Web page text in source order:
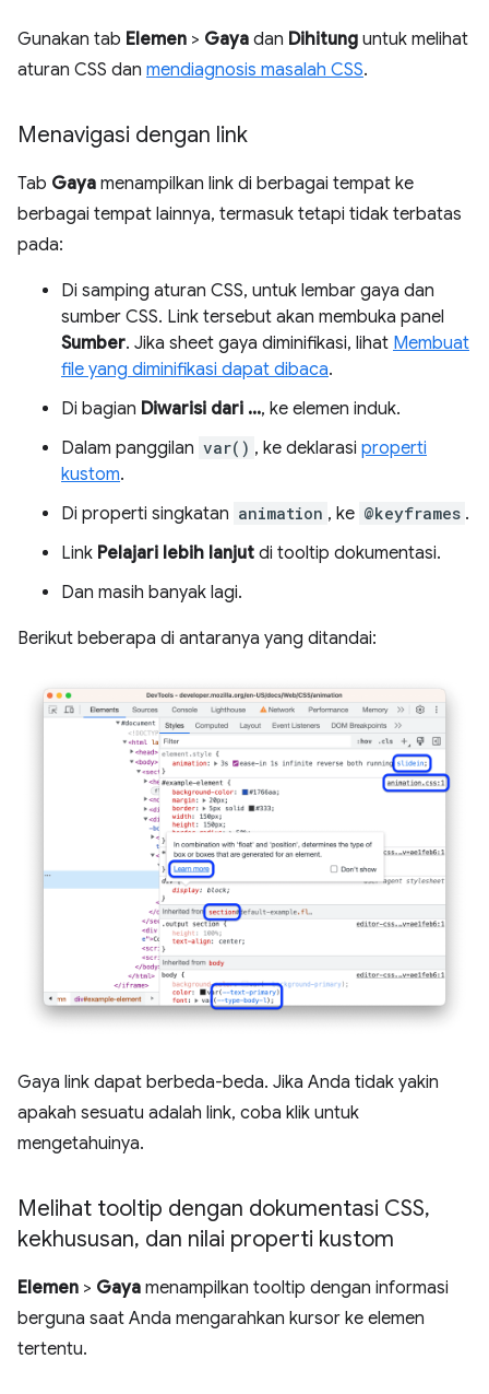
Gunakan tab Elemen > Gaya dan Dihitung untuk melihat
aturan CSS dan mendiagnosis masalah CSS.
Menavigasi dengan link
Tab Gaya menampilkan link di berbagai tempat ke
berbagai tempat lainnya, termasuk tetapi tidak terbatas
pada:
Di samping aturan CSS, untuk lembar gaya dan
sumber CSS. Link tersebut akan membuka panel
Sumber. Jika sheet gaya diminifikasi, lihat Membuat
file yang diminifikasi dapat dibaca.
Di bagian Diwarisi dari ..., ke elemen induk.
Dalam panggilan var() , ke deklarasi properti
kustom.
Di properti singkatan animation , ke @keyframes .
Link Pelajari lebih lanjut di tooltip dokumentasi.
Dan masih banyak lagi.
Berikut beberapa di antaranya yang ditandai:
Gaya link dapat berbeda-beda. Jika Anda tidak yakin
apakah sesuatu adalah link, coba klik untuk
mengetahuinya.
Melihat tooltip dengan dokumentasi CSS,
kekhususan, dan nilai properti kustom
Elemen > Gaya menampilkan tooltip dengan informasi
berguna saat Anda mengarahkan kursor ke elemen
tertentu.